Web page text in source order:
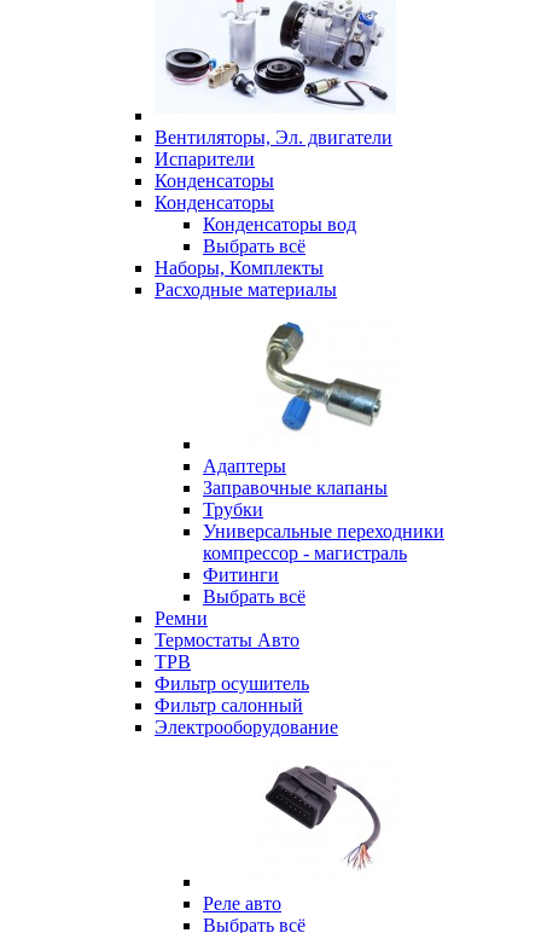
Вентиляторы, Эл. двигатели
Испарители
Конденсаторы
Конденсаторы
Конденсаторы вод
Выбрать всё
Наборы, Комплекты
Расходные материалы
Адаптеры
Заправочные клапаны
Трубки
Универсальные переходники
компрессор - магистраль
Фитинги
Выбрать всё
Ремни
Термостаты Авто
ТРВ
Фильтр осушитель
Фильтр салонный
Электрооборудование
Реле авто
Выбрать всё